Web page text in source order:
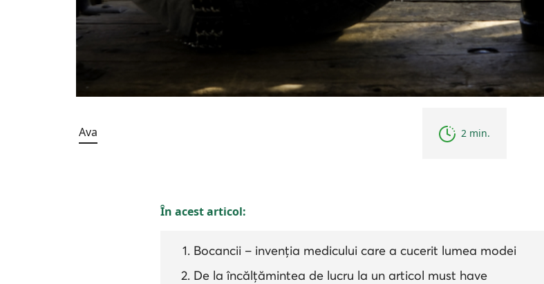
Ava 2 min.
În acest articol:
Bocancii – invenția medicului care a cucerit lumea modei
De la încălțămintea de lucru la un articol must have